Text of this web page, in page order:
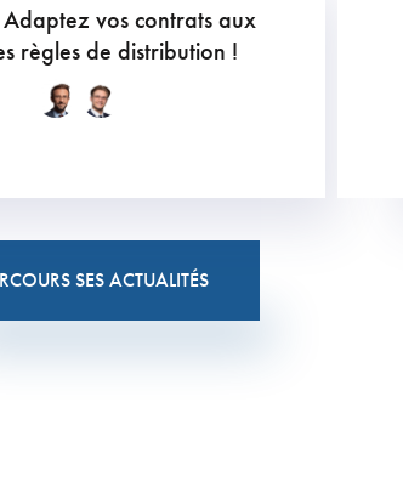
vos contrats aux
règles de distribution !
SES ACTUALITÉS